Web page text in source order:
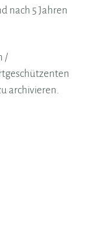
nach 5 Jahren
/
archivieren.